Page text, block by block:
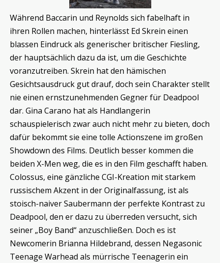
Während Baccarin und Reynolds sich fabelhaft in
ihren Rollen machen, hinterlässt Ed Skrein einen
blassen Eindruck als generischer britischer Fiesling,
der hauptsächlich dazu da ist, um die Geschichte
voranzutreiben. Skrein hat den hämischen
Gesichtsausdruck gut drauf, doch sein Charakter stellt
nie einen ernstzunehmenden Gegner für Deadpool
dar. Gina Carano hat als Handlangerin
schauspielerisch zwar auch nicht mehr zu bieten, doch
dafür bekommt sie eine tolle Actionszene im großen
Showdown des Films. Deutlich besser kommen die
beiden X-Men weg, die es in den Film geschafft haben.
Colossus, eine gänzliche CGI-Kreation mit starkem
russischem Akzent in der Originalfassung, ist als
stoisch-naiver Saubermann der perfekte Kontrast zu
Deadpool, den er dazu zu überreden versucht, sich
seiner „Boy Band“ anzuschließen. Doch es ist
Newcomerin Brianna Hildebrand, dessen Negasonic
Teenage Warhead als mürrische Teenagerin ein